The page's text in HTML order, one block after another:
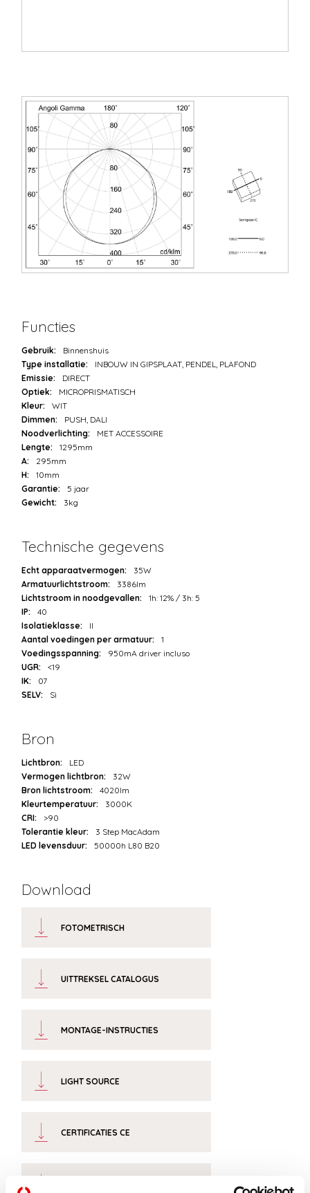
Functies
Gebruik:
Binnenshuis
Type installatie:
INBOUW IN GIPSPLAAT, PENDEL, PLAFOND
Emissie:
DIRECT
Optiek:
MICROPRISMATISCH
Kleur:
WIT
Dimmen:
PUSH, DALI
Noodverlichting:
MET ACCESSOIRE
Lengte:
1295mm
A:
295mm
H:
10mm
Garantie:
5 jaar
Gewicht:
3kg
Technische gegevens
Echt apparaatvermogen:
35W
Armatuurlichtstroom:
3386lm
Lichtstroom in noodgevallen:
1h: 12% / 3h: 5
IP:
40
Isolatieklasse:
II
Aantal voedingen per armatuur:
1
Voedingsspanning:
950mA driver incluso
UGR:
<19
IK:
07
SELV:
Sì
Bron
Lichtbron:
LED
Vermogen lichtbron:
32W
Bron lichtstroom:
4020lm
Kleurtemperatuur:
3000K
CRI:
>90
Tolerantie kleur:
3 Step MacAdam
LED levensduur:
50000h L80 B20
Download
FOTOMETRISCH
UITTREKSEL CATALOGUS
MONTAGE-INSTRUCTIES
LIGHT SOURCE
CERTIFICATIES CE